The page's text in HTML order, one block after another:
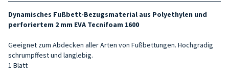
Dynamisches Fußbett-Bezugsmaterial aus Polyethylen und
perforiertem 2 mm EVA Tecnifoam 1600
Geeignet zum Abdecken aller Arten von Fußbettungen. Hochgradig
schrumpffest und langlebig.
1 Blatt